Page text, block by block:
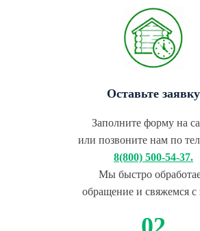
Оставьте заявку
Заполните форму на
или позвоните нам по
8(800) 500-54-37.
Мы быстро
обращение и свяжемся с